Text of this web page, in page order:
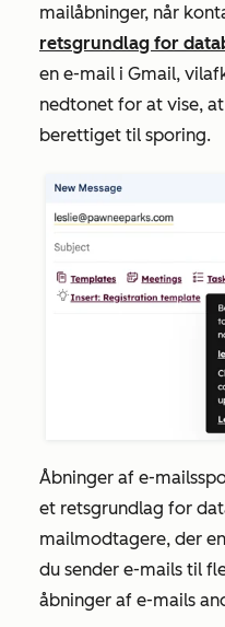
mailåbninger, når
retsgrundlag for
en e-mail i Gmail, vil
nedtonet for at vise,
berettiget til sporing.
Åbninger af e-mails
et retsgrundlag for
mailmodtagere, der
du sender e-mails til
åbninger af e-mails